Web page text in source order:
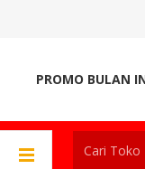
PROMO BULAN